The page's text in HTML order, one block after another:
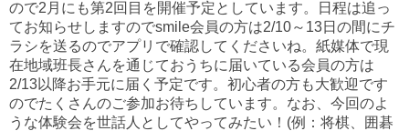
ので2月にも第2回目を開催予定としています。日程は追っ
てお知らせしますのでsmile会員の方は2/10～13日の間にチ
ラシを送るのでアプリで確認してくださいね。紙媒体で現
在地域班長さんを通じておうちに届いている会員の方は
2/13以降お手元に届く予定です。初心者の方も大歓迎です
のでたくさんのご参加お待ちしています。なお、今回のよ
うな体験会を世話人としてやってみたい！(例：将棋、囲碁